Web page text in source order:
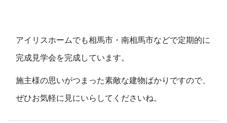
アイリスホームでも相馬市・南相馬市などで定期的に
完成見学会を完成しています。
施主様の思いがつまった素敵な建物ばかりですので、
ぜひお気軽に見にいらしてくださいね。